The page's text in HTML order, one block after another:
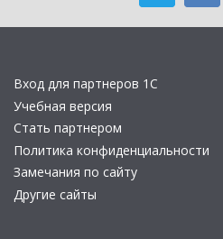
Вход для партнеров 1С
Учебная версия
Стать партнером
Политика конфиденциальности
Замечания по сайту
Другие сайты